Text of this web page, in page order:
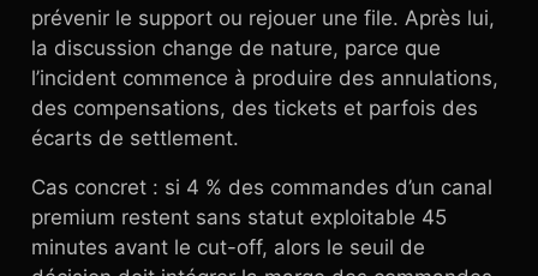
prévenir le support ou rejouer une file. Après lui,
la discussion change de nature, parce que
l’incident commence à produire des annulations,
des compensations, des tickets et parfois des
écarts de settlement.
Cas concret : si 4 % des commandes d’un canal
premium restent sans statut exploitable 45
minutes avant le cut-off, alors le seuil de